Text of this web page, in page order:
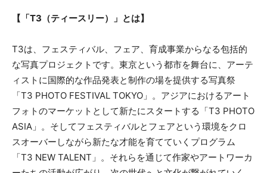
【「T3（ティースリー）」とは】
T3は、フェスティバル、フェア、育成事業からなる包括的
な写真プロジェクトです。東京という都市を舞台に、アーテ
ィストに国際的な作品発表と制作の場を提供する写真祭
「T3 PHOTO FESTIVAL TOKYO」。アジアにおけるアート
フォトのマーケットとして新たにスタートする「T3 PHOTO
ASIA」。そしてフェスティバルとフェアという環境をクロ
スオーバーしながら新たな才能を育てていくプログラム
「T3 NEW TALENT」。それらを通じて作家やアートワーカ